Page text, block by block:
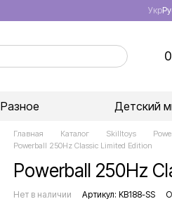
Укр
Разное Детский
Главная Каталог Skilltoys
Powerball 250Hz Classic Limited Edition
Powerball 250Hz
Нет в наличии Артикул: KB188-SS